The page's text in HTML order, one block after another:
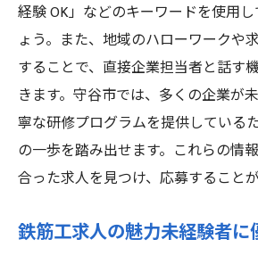
鉄筋工社員募集未経験者
未経験から鉄筋工社員と
魅力
守谷市の鉄筋工社員募集で
される理由
未経験者向け守谷市の鉄筋
守谷市での鉄筋工社員募集
経験 OK」などのキーワードを使用
ょう。また、地域のハローワークや
することで、直接企業担当者と話す
きます。守谷市では、多くの企業が
寧な研修プログラムを提供している
の一歩を踏み出せます。これらの情
合った求人を見つけ、応募すること
鉄筋工求人の魅力未経験者に